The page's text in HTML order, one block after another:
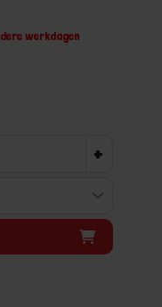
werkdagen
+